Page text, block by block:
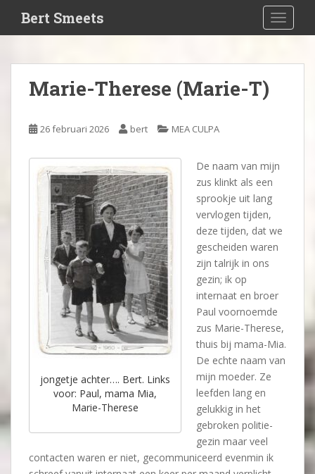
i
Bert Smeets
Marie-Therese (Marie-T)
26 februari 2026 bert MEA CULPA
jongetje achter…. Bert. Links
voor: Paul, mama Mia,
Marie-Therese
De naam van mijn
zus klinkt als een
sprookje uit lang
vervlogen tijden,
deze tijden, dat we
gescheiden waren
zijn talrijk in ons
gezin; ik op
internaat en broer
Paul voornoemde
zus Marie-Therese,
thuis bij mama-Mia.
De echte naam van
mijn moeder. Ze
leefden lang en
gelukkig in het
gebroken politie-
gezin maar veel
contacten waren er niet, gecommuniceerd evenmin ik